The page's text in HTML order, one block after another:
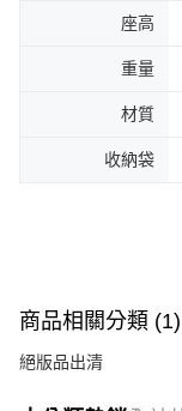
座高
重量
材質
收納袋
商品相關分類 (1)
絕版品出清